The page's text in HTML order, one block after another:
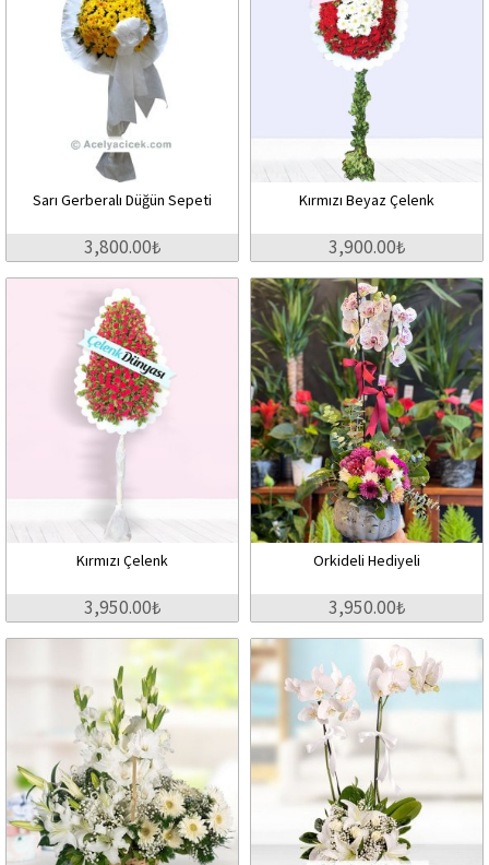
Sarı Gerberalı Düğün Sepeti
3,800.00₺
Kırmızı Beyaz Çelenk
3,900.00₺
Kırmızı Çelenk
3,950.00₺
Orkideli Hediyeli
3,950.00₺